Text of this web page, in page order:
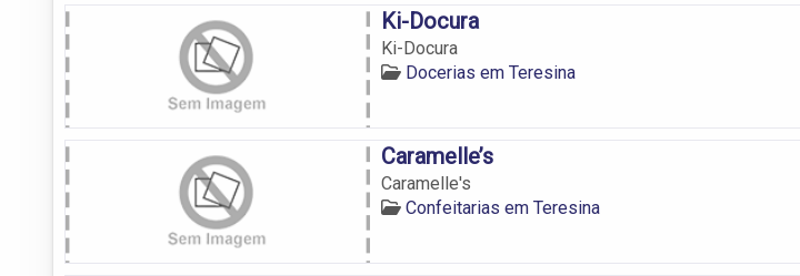
Ki-Docura
Ki-Docura
Docerias em Teresina
Caramelle’s
Caramelle's
Confeitarias em Teresina